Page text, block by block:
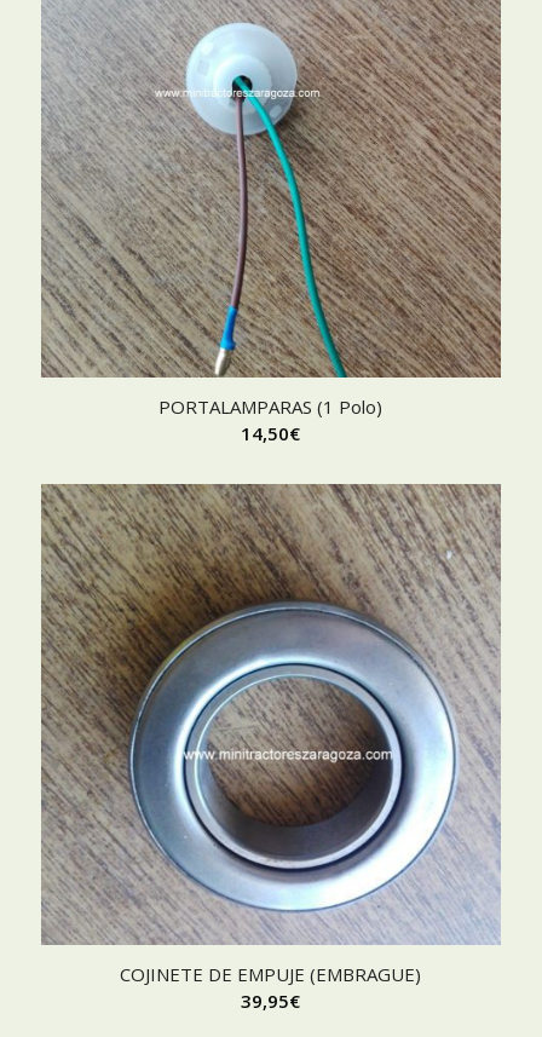
PORTALAMPARAS (1 Polo)
14,50€
COJINETE DE EMPUJE (EMBRAGUE)
39,95€